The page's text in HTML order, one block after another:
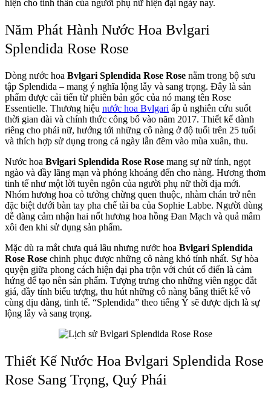
hiện cho tinh thần của người phụ nữ hiện đại ngày nay.
Năm Phát Hành Nước Hoa Bvlgari
Splendida Rose Rose
Dòng nước hoa Bvlgari Splendida Rose Rose nằm trong bộ sưu
tập Splendida – mang ý nghĩa lộng lẫy và sang trọng. Đây là sản
phẩm được cải tiến từ phiên bản gốc của nó mang tên Rose
Essentielle. Thương hiệu nước hoa Bvlgari ấp ủ nghiên cứu suốt
thời gian dài và chính thức công bố vào năm 2017. Thiết kế dành
riêng cho phái nữ, hướng tới những cô nàng ở độ tuổi trên 25 tuổi
và thích hợp sử dụng trong cả ngày lẫn đêm vào mùa xuân, thu.
Nước hoa Bvlgari Splendida Rose Rose mang sự nữ tính, ngọt
ngào và đầy lãng mạn và phóng khoáng đến cho nàng. Hương thơm
tinh tế như một lời tuyên ngôn của người phụ nữ thời địa mới.
Nhóm hương hoa cỏ tưởng chừng quen thuộc, nhàm chán trở nên
đặc biệt dưới bàn tay pha chế tài ba của Sophie Labbe. Người dùng
dễ dàng cảm nhận hai nốt hương hoa hồng Đan Mạch và quả mâm
xôi đen khi sử dụng sản phẩm.
Mặc dù ra mắt chưa quá lâu nhưng nước hoa Bvlgari Splendida
Rose Rose chinh phục được những cô nàng khó tính nhất. Sự hòa
quyện giữa phong cách hiện đại pha trộn với chút cổ điển là cảm
hứng để tạo nên sản phẩm. Tượng trưng cho những viên ngọc đắt
giá, đầy tính biểu tượng, thu hút những cô nàng bằng thiết kế vô
cùng dịu dàng, tinh tế. “Splendida” theo tiếng Ý sẽ được dịch là sự
lộng lẫy và sang trọng.
Thiết Kế Nước Hoa Bvlgari Splendida Rose
Rose Sang Trọng, Quý Phái